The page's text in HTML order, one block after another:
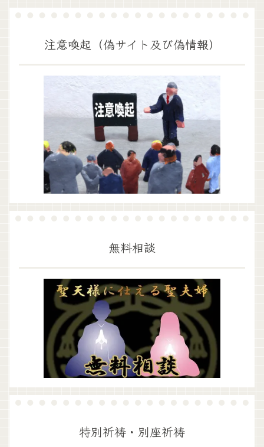
注意喚起（偽サイト及び偽情報）
無料相談
特別祈祷・別座祈祷